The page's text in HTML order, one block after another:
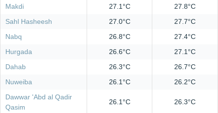
Makdi
27.1°C
27.8°C
Sahl Hasheesh
27.0°C
27.7°C
Nabq
26.8°C
27.4°C
Hurgada
26.6°C
27.1°C
Dahab
26.3°C
26.7°C
Nuweiba
26.1°C
26.2°C
Dawwar 'Abd al Qadir
Qasim
26.1°C 26.3°C